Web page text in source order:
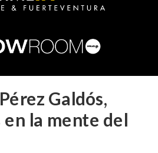
Galdós,
la mente del